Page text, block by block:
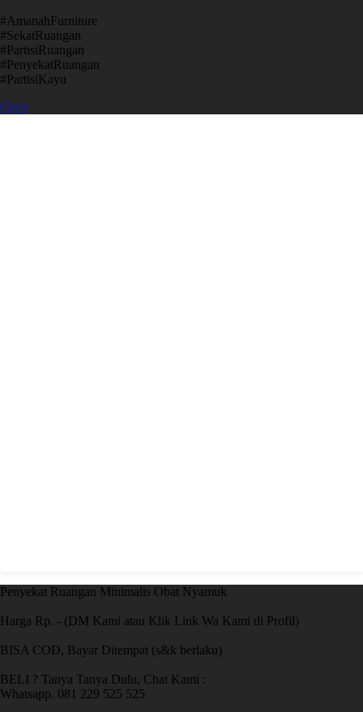
​#AmanahFurniture
​#SekatRuangan
​#PartisiRuangan
​#PenyekatRuangan
​#PartisiKayu
Open
Penyekat Ruangan Minimalis Obat Nyamuk
Harga Rp. - (DM Kami atau Klik Link Wa Kami di Profil)
BISA COD, Bayar Ditempat (s&k berlaku)
BELI ? Tanya Tanya Dulu, Chat Kami :
Whatsapp. 081 229 525 525